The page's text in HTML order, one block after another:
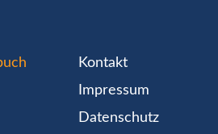
Kontakt
Impressum
Datenschutz